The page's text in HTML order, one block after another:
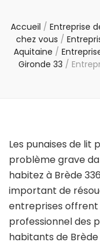
Accueil / Entreprise
chez vous /
Aquitaine /
Gironde 33 /
Les punaises de lit
problème grave
habitez à Brède
important de
entreprises
professionnel des
habitants de